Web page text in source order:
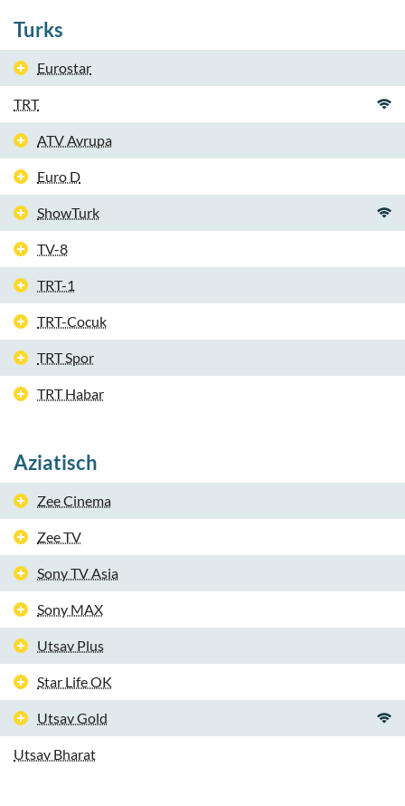
Turks
Eurostar
TRT
ATV Avrupa
Euro D
ShowTurk
TV-8
TRT-1
TRT-Cocuk
TRT Spor
TRT Habar
Aziatisch
Zee Cinema
Zee TV
Sony TV Asia
Sony MAX
Utsav Plus
Star Life OK
Utsav Gold
Utsav Bharat